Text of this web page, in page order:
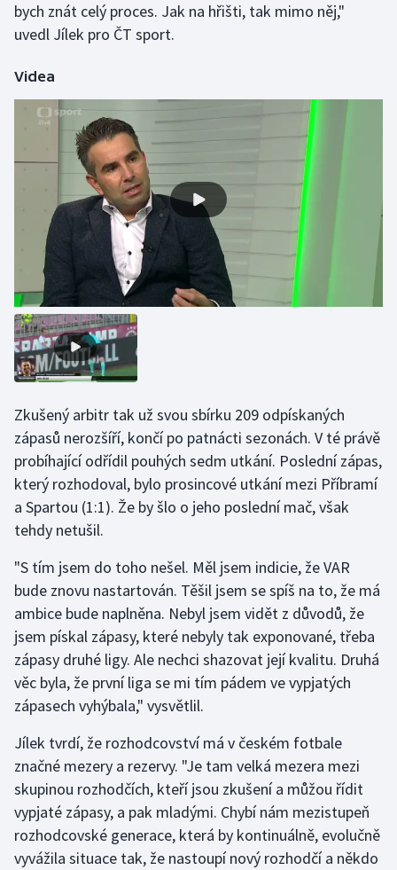
Moderní pětiboj
Olympijské hry
Parasport
Plážový volejbal
Ragby
Rychlobruslení
Rychlostní kanoistika
Sportovní střelba
Stolní tenis
Triatlon
Veslování
Vodní slalom
Volejbal
Ostatní
bych znát celý proces. Jak na hřišti, tak mimo něj,"
uvedl Jílek pro ČT sport.
Videa
Zkušený arbitr tak už svou sbírku 209 odpískaných
zápasů nerozšíří, končí po patnácti sezonách. V té právě
probíhající odřídil pouhých sedm utkání. Poslední zápas,
který rozhodoval, bylo prosincové utkání mezi Příbramí
a Spartou (1:1). Že by šlo o jeho poslední mač, však
tehdy netušil.
"S tím jsem do toho nešel. Měl jsem indicie, že VAR
bude znovu nastartován. Těšil jsem se spíš na to, že má
ambice bude naplněna. Nebyl jsem vidět z důvodů, že
jsem pískal zápasy, které nebyly tak exponované, třeba
zápasy druhé ligy. Ale nechci shazovat její kvalitu. Druhá
věc byla, že první liga se mi tím pádem ve vypjatých
zápasech vyhýbala," vysvětlil.
Jílek tvrdí, že rozhodcovství má v českém fotbale
značné mezery a rezervy. "Je tam velká mezera mezi
skupinou rozhodčích, kteří jsou zkušení a můžou řídit
vypjaté zápasy, a pak mladými. Chybí nám mezistupeň
rozhodcovské generace, která by kontinuálně, evolučně
vyvážila situace tak, že nastoupí nový rozhodčí a někdo